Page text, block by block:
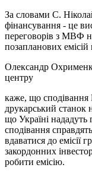
За словами С.
фінансування - це
переговорів з МВФ
позапланових
Олександр
центру
каже, що
друкарський станок
що Україні
сподівання
вдаватися до емісії
закордонних
робити емісію.